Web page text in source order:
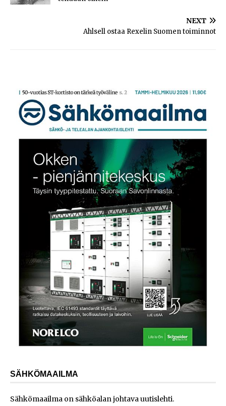
NEXT
Ahlsell ostaa Rexelin Suomen toiminnot
SÄHKÖMAAILMA
Sähkömaailma on sähköalan johtava uutislehti.